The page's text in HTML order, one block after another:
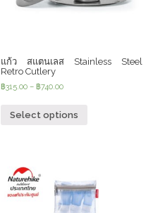
แก้ว สแตนเลส Stainless Steel
Retro Cutlery
฿315.00 –฿740.00
Select options